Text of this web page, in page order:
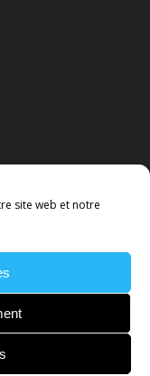
site web et notre
CONDITIONS